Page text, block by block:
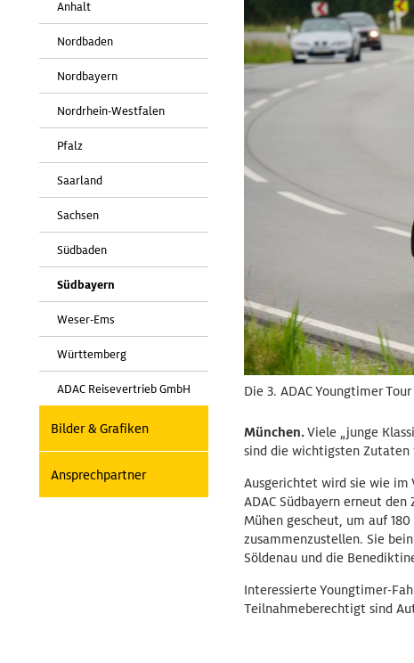
Anhalt
Nordbaden
Nordbayern
Nordrhein-Westfalen
Pfalz
Saarland
Sachsen
Südbaden
Südbayern
Weser-Ems
Württemberg
ADAC Reisevertrieb GmbH
Bilder & Grafiken
Ansprechpartner
Die 3. ADAC Youngtimer
München.Viele „junge
sind die wichtigsten Zutaten
Ausgerichtet wird sie wie im
ADAC Südbayern erneut
Mühen gescheut, um auf
zusammenzustellen. Sie
Söldenau und die
Interessierte Youngtimer-
Teilnahmeberechtigt sind